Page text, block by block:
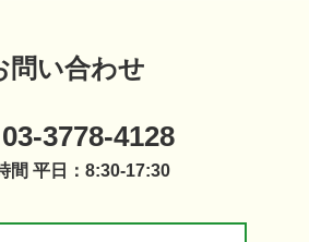
問い合わせ
03-3778-4128
間 平日：8:30-17:30